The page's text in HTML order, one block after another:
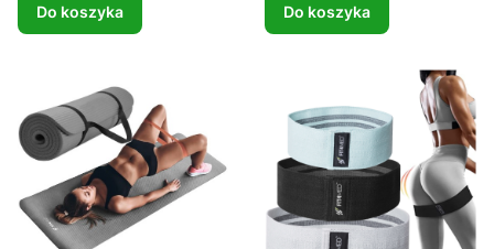
Do koszyka Do koszyka